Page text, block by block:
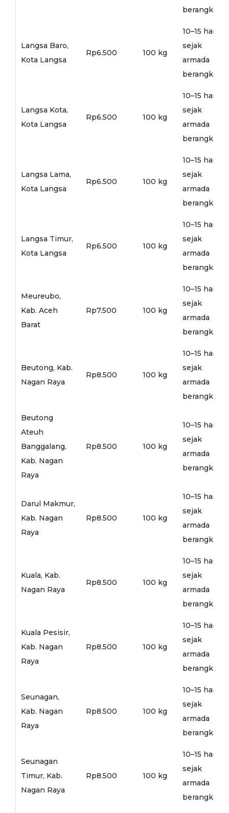
berangkat
Langsa Baro,
Kota Langsa
Rp6.500 100 kg
10–15 hari
sejak
armada
berangkat
Langsa Kota,
Kota Langsa
Rp6.500 100 kg
10–15 hari
sejak
armada
berangkat
Langsa Lama,
Kota Langsa
Rp6.500 100 kg
10–15 hari
sejak
armada
berangkat
Langsa Timur,
Kota Langsa
Rp6.500 100 kg
10–15 hari
sejak
armada
berangkat
Meureubo,
Kab. Aceh
Barat
Rp7.500 100 kg
10–15 hari
sejak
armada
berangkat
Beutong, Kab.
Nagan Raya
Rp8.500 100 kg
10–15 hari
sejak
armada
berangkat
Beutong
Ateuh
Banggalang,
Kab. Nagan
Raya
Rp8.500 100 kg
10–15 hari
sejak
armada
berangkat
Darul Makmur,
Kab. Nagan
Raya
Rp8.500 100 kg
10–15 hari
sejak
armada
berangkat
Kuala, Kab.
Nagan Raya
Rp8.500 100 kg
10–15 hari
sejak
armada
berangkat
Kuala Pesisir,
Kab. Nagan
Raya
Rp8.500 100 kg
10–15 hari
sejak
armada
berangkat
Seunagan,
Kab. Nagan
Raya
Rp8.500 100 kg
10–15 hari
sejak
armada
berangkat
Seunagan
Timur, Kab.
Nagan Raya
Rp8.500 100 kg
10–15 hari
sejak
armada
berangkat